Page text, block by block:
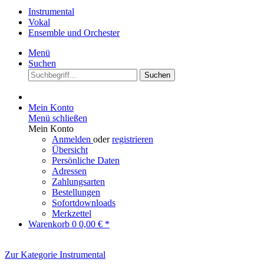
Instrumental
Vokal
Ensemble und Orchester
Menü
Suchen
Suchen
Mein Konto
Menü schließen
Mein Konto
Anmelden oderregistrieren
Übersicht
Persönliche Daten
Adressen
Zahlungsarten
Bestellungen
Sofortdownloads
Merkzettel
Warenkorb 0 0,00 € *
Zur Kategorie Instrumental